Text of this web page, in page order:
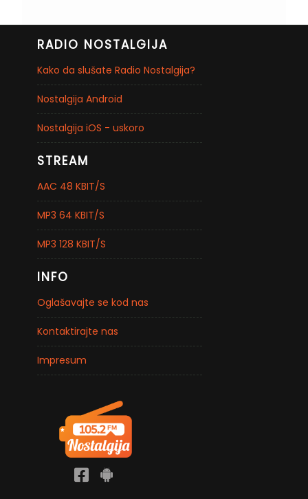
RADIO NOSTALGIJA
Kako da slušate Radio Nostalgija?
Nostalgija Android
Nostalgija iOS - uskoro
STREAM
AAC 48 KBIT/S
MP3 64 KBIT/S
MP3 128 KBIT/S
INFO
Oglašavajte se kod nas
Kontaktirajte nas
Impresum